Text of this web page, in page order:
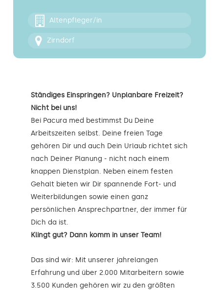
Altenpfleger/in
Zirndorf
Ständiges Einspringen? Unplanbare Freizeit?
Nicht bei uns!
Bei Pacura med bestimmst Du Deine
Arbeitszeiten selbst. Deine freien Tage
gehören Dir und auch Dein Urlaub richtet sich
nach Deiner Planung - nicht nach einem
knappen Dienstplan. Neben einem festen
Gehalt bieten wir Dir spannende Fort- und
Weiterbildungen sowie einen ganz
persönlichen Ansprechpartner, der immer für
Dich da ist.
Klingt gut? Dann komm in unser Team!
Das sind wir: Mit unserer jahrelangen
Erfahrung und über 2.000 Mitarbeitern sowie
3.500 Kunden gehören wir zu den größten